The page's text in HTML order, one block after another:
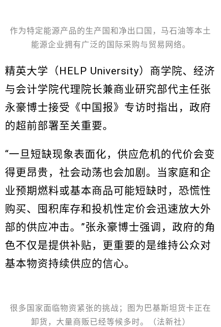
作为特定能源产品的生产国和净出口国，马石油等本土
能源企业拥有广泛的国际采购与贸易网络。
精英大学（HELP University）商学院、经济
与会计学院代理院长兼商业研究部代主任张
永豪博士接受《中国报》专访时指出，政府
的超前部署至关重要。
“一旦短缺现象表面化，供应危机的代价会变
得更昂贵，社会动荡也会加剧。当家庭和企
业预期燃料或基本商品可能短缺时，恐慌性
购买、囤积库存和投机性定价会迅速放大外
部的供应冲击。”张永豪博士强调，政府的角
色不仅是提供补贴，更重要的是维持公众对
基本物资持续供应的信心。
很多国家面临物资紧张的挑战；图为巴基斯坦货卡正在
卸货，大量商贩已经等候多时。（法新社）